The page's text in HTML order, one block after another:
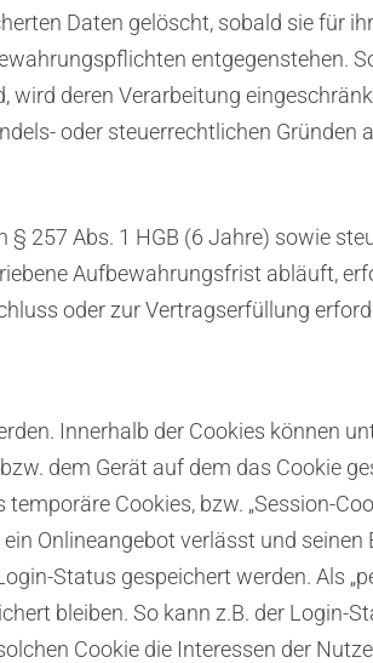
Daten gelöscht, sobald sie für
entgegenstehen.
deren Verarbeitung
oder steuerrechtlichen Gründen
257 Abs. 1 HGB (6 Jahre) sowie
Aufbewahrungsfrist abläuft,
oder zur Vertragserfüllung
Innerhalb der Cookies können
dem Gerät auf dem das Cookie
Cookies, bzw. „Session-
Onlineangebot verlässt und
Status gespeichert werden. Als
bleiben. So kann z.B. der Login-
Cookie die Interessen der